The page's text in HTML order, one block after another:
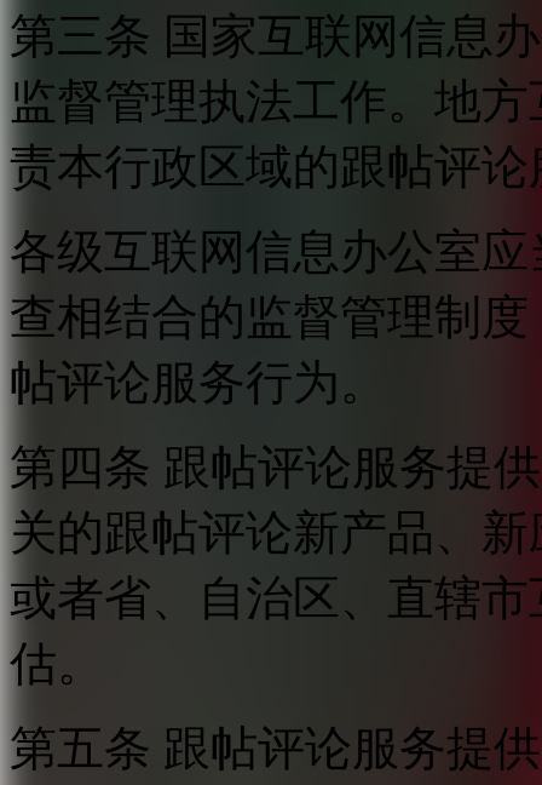
第三条 国家互联网信息
监督管理执法工作。地
责本行政区域的跟帖评
各级互联网信息办公室
查相结合的监督管理制
帖评论服务行为。
第四条 跟帖评论服务提
关的跟帖评论新产品、
或者省、自治区、直辖
估。
第五条 跟帖评论服务提